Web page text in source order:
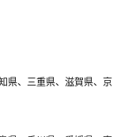
県、三重県、滋賀県、京